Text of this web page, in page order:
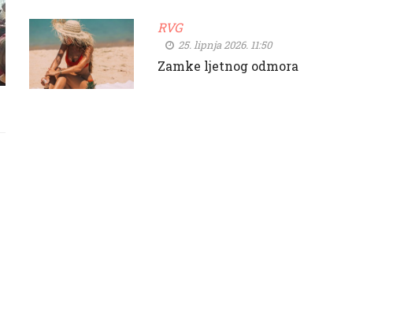
RVG
25. lipnja 2026. 11:50
Zamke ljetnog odmora